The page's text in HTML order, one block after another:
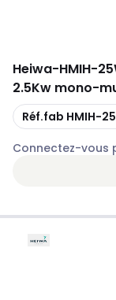
Heiwa-HMIH-
2.5Kw mono-
Copie
Réf.fab HMIH-
Connectez-vous